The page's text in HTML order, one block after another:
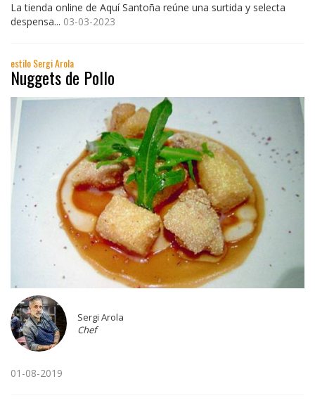
La tienda online de Aquí Santoña reúne una surtida y selecta
despensa... 03-03-2023
estilo Sergi Arola
Nuggets de Pollo
Sergi Arola
Chef
01-08-2019